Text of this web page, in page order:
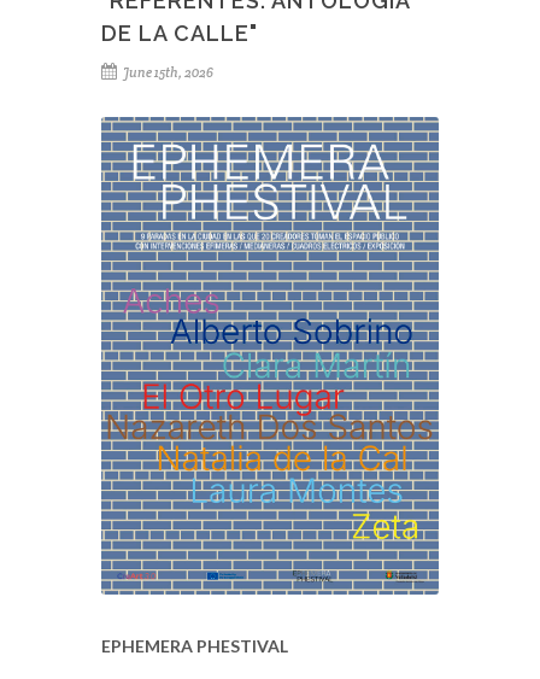
DE LA CALLE"
June 15th, 2026
EPHEMERA PHESTIVAL